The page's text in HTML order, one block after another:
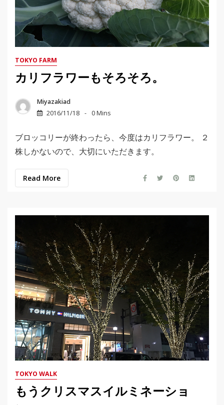
TOKYO FARM
カリフラワーもそろそろ。
Miyazakiad
2016/11/18
0 Mins
ブロッコリーが終わったら、今度はカリフラワー。 ２
株しかないので、大切にいただきます。
Read More
TOKYO WALK
もうクリスマスイルミネーショ